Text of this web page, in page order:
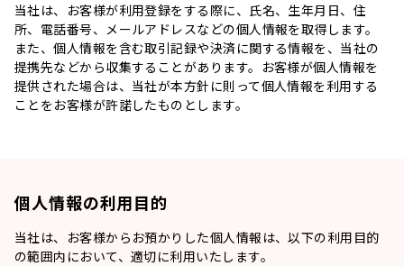
当社は、お客様が利用登録をする際に、氏名、生年月日、住
所、電話番号、メールアドレスなどの個人情報を取得します。
また、個人情報を含む取引記録や決済に関する情報を、当社の
提携先などから収集することがあります。お客様が個人情報を
提供された場合は、当社が本方針に則って個人情報を利用する
ことをお客様が許諾したものとします。
個人情報の利用目的
当社は、お客様からお預かりした個人情報は、以下の利用目的
の範囲内において、適切に利用いたします。